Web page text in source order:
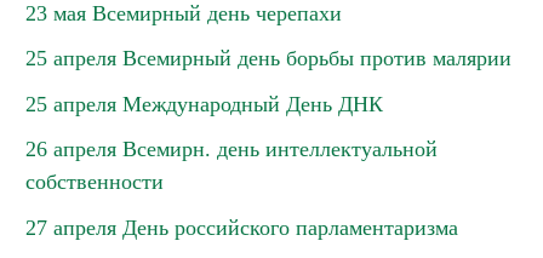
23 мая Всемирный день черепахи
25 апреля Всемирный день борьбы против малярии
25 апреля Международный День ДНК
26 апреля Всемирн. день интеллектуальной
собственности
27 апреля День российского парламентаризма